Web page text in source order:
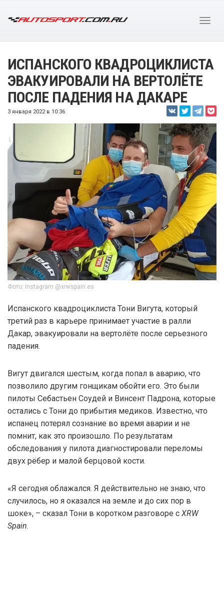
ИСПАНСКОГО КВАДРОЦИКЛИСТА
ЭВАКУИРОВАЛИ НА ВЕРТОЛЁТЕ
ПОСЛЕ ПАДЕНИЯ НА ДАКАРЕ
3 января 2022 в 10:36
Фото: Instagram @xrwspain.es
Испанского квадроциклиста Тони Вигута, который
третий раз в карьере принимает участие в ралли
Дакар, эвакуировали на вертолёте после серьезного
падения.
Вигут двигался шестым, когда попал в аварию, что
позволило другим гонщикам обойти его. Это были
пилоты Себастьен Соудей и Винсент Падрона, которые
остались с Тони до прибытия медиков. Известно, что
испанец потерял сознание во время аварии и не
помнит, как это произошло. По результатам
обследования у пилота диагностировали переломы
двух рёбер и малой берцовой кости.
«Я сегодня облажался. Я действительно не знаю, что
случилось, но я оказался на земле и до сих пор в
шоке», – сказал Тони в коротком разговоре с XRW
Spain.